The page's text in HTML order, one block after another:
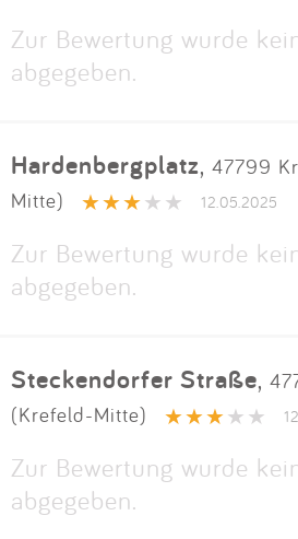
Zur Bewertung wurde
abgegeben.
Hardenbergplatz, 47799
Mitte)
12.05.2025
Zur Bewertung wurde
abgegeben.
Steckendorfer Straße,
(Krefeld-Mitte)
Zur Bewertung wurde
abgegeben.